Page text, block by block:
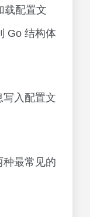
载配置文
Go 结构体
写入配置文
种最常见的